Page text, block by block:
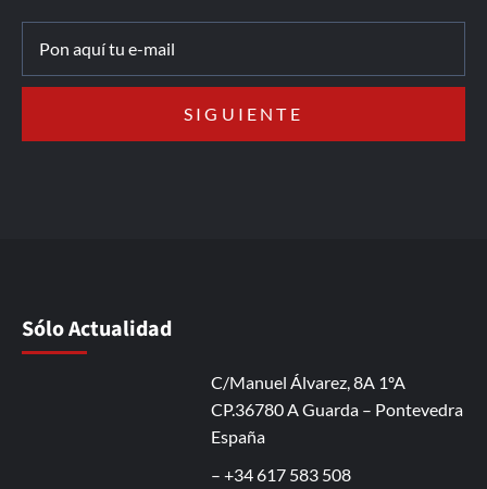
Sólo Actualidad
C/Manuel Álvarez, 8A 1ºA
CP.36780 A Guarda – Pontevedra
España
– +34 617 583 508